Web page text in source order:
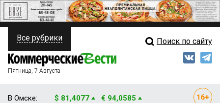
ПОЛИТИКА
ФИНАНСЫ
Свежий выпуск
Все рубрики Поиск по сайту
Пятница, 7 Августа
В Омске: $ 81,4077 € 94,0585